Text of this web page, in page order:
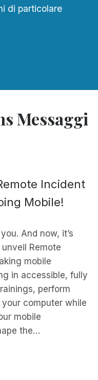
di particolare
Messaggi
Incident
Mobile!
And now, it’s
Remote
mobile
in accessible, fully
perform
computer while
mobile
the…